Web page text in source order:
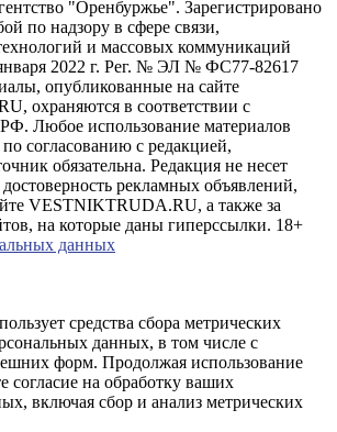
"Оренбуржье". Зарегистрировано
по надзору в сфере связи,
и массовых коммуникаций
2022 г. Рег. № ЭЛ № ФС77-82617
опубликованные на сайте
охраняются в соответствии с
РФ. Любое использование материалов
по согласованию с редакцией,
обязательна. Редакция не несет
достоверность рекламных объявлений,
VESTNIKTRUDA.RU, а также за
на которые даны гиперссылки. 18+
данных
средства сбора метрических
данных, в том числе с
форм. Продолжая использование
согласие на обработку ваших
включая сбор и анализ метрических